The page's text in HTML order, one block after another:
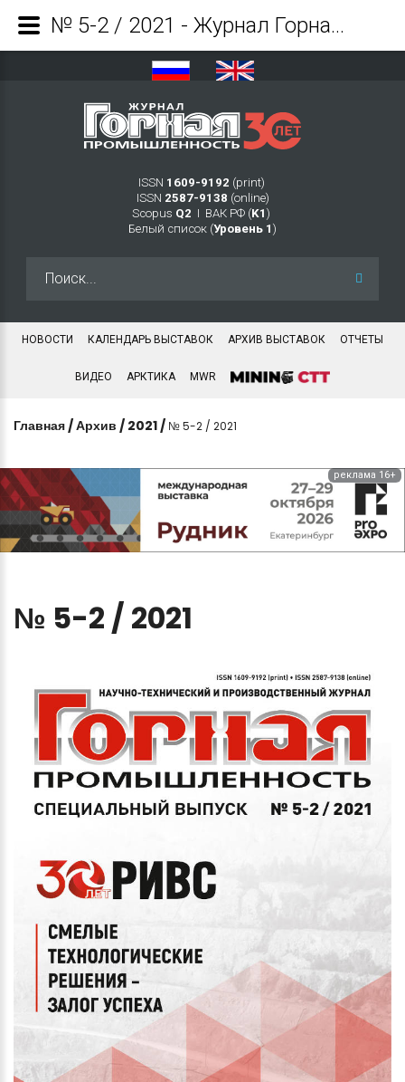
ISSN 1609-9192 (print)
ISSN 2587-9138 (online)
Scopus Q2 Ι ВАК РФ (K1 )
Белый список (Уровень 1 )
НОВОСТИ КАЛЕНДАРЬ ВЫСТАВОК АРХИВ ВЫСТАВОК ОТЧЕТЫ
ВИДЕО АРКТИКА MWR
Главная /Архив / 2021 / № 5-2 / 2021
реклама 16+
№ 5-2 / 2021
№ 5-2 / 2021 - Журнал Горная промышленность